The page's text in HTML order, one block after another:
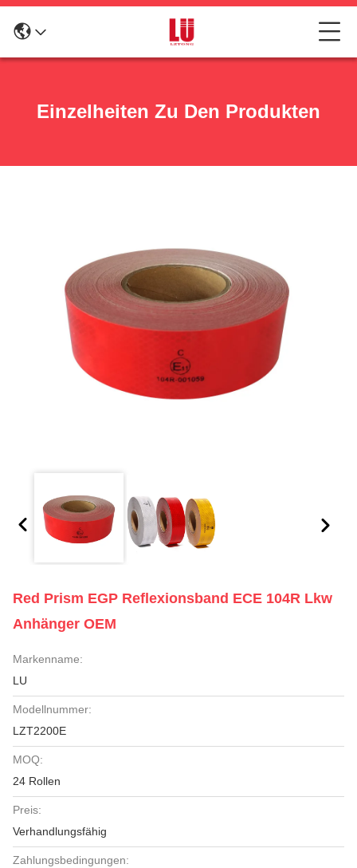
Einzelheiten Zu Den Produkten
Red Prism EGP Reflexionsband ECE 104R Lkw
Anhänger OEM
Markenname:
LU
Modellnummer:
LZT2200E
MOQ:
24 Rollen
Preis:
Verhandlungsfähig
Zahlungsbedingungen: